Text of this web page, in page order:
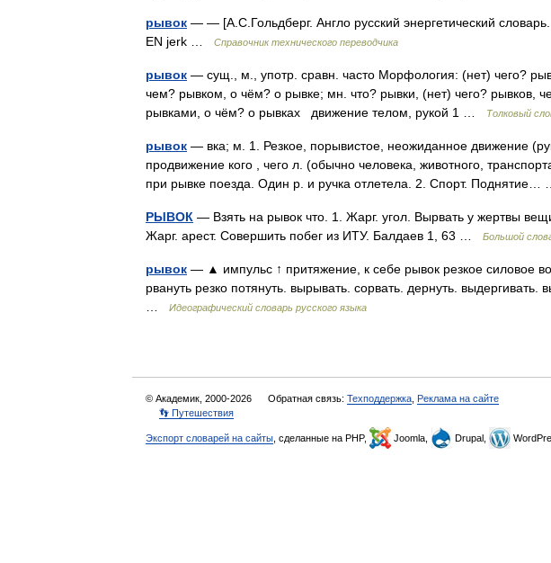
рывок — — [А.С.Гольдберг. Англо русский энергетический
EN jerk …
Справочник технического переводчика
рывок — сущ., м., употр. сравн. часто Морфология: (нет) чего?
чем? рывком, о чём? о рывке; мн. что? рывки, (нет) чего? рывков,
рывками, о чём? о рывках движение телом, рукой 1 …
Толковый
рывок — вка; м. 1. Резкое, порывистое, неожиданное движение
продвижение кого , чего л. (обычно человека, животного,
при рывке поезда. Один р. и ручка отлетела. 2. Спорт.
РЫВОК — Взять на рывок что. 1. Жарг. угол. Вырвать у жертвы
Жарг. арест. Совершить побег из ИТУ. Балдаев 1, 63 …
Большой
рывок — ▲ импульс ↑ притяжение, к себе рывок резкое силовое
рвануть резко потянуть. вырывать. сорвать. дернуть. выдергивать.
Идеографический словарь русского языка
© Академик, 2000-2026 Обратная связь: Техподдержка Реклама на сайте
👣 Путешествия
Экспорт словарей на сайты , сделанные на PHP, Joomla, Drupal,